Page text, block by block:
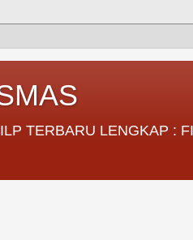
TERBARU LENGKAP :